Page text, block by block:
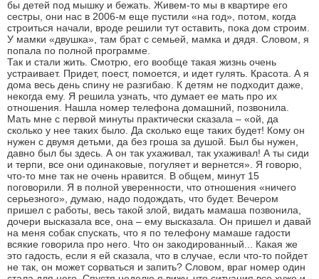
бы детей под мышку и бежать. Живем-то мы в квартире его
сестры, они нас в 2006-м еще пустили «на год», потом, когда
строиться начали, вроде решили тут оставить, пока дом строим.
У мамки «двушка», там брат с семьей, мамка и дядя. Словом, я
попала по полной программе.
Так и стали жить. Смотрю, его вообще такая жизнь очень
устраивает. Придет, поест, помоется, и идет гулять. Красота. А я
дома весь день спину не разгибаю. К детям не подходит даже,
некогда ему. Я решила узнать, что думает ее мать про их
отношения. Нашла номер телефона домашний, позвонила.
Мать мне с первой минуты практически сказала – «ой, да
сколько у нее таких было. Да сколько еще таких будет! Кому он
нужен с двумя детьми, да без гроша за душой. Был бы нужен,
давно был бы здесь. А он так ухаживал, так ухаживал! А ты сиди
и терпи, все они одинаковые, погуляет и вернется». Я говорю,
что-то мне так не очень нравится. В общем, минут 15
поговорили. Я в полной уверенности, что отношения «ничего
серьезного», думаю, надо подождать, что будет. Вечером
пришел с работы, весь такой злой, видать мамаша позвонила,
дочери высказала все, она – ему высказала. Он пришел и давай
на меня собак спускать, что я по телефону мамаше гадости
всякие говорила про него. Что он закодированный... Какая же
это гадость, если я ей сказала, что в случае, если что-то пойдет
не так, он может сорваться и запить? Словом, враг номер один